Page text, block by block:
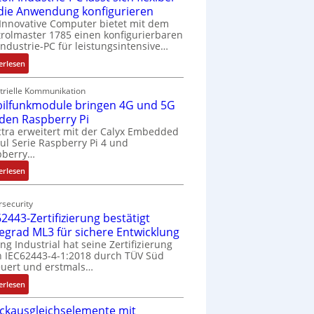
Anwendung konfigurieren
Computer bietet mit dem
1785 einen konfigurierbaren
PC für leistungsintensive…
:
1
9
-
Z
o
l
l
-
I
d
u
s
t
r
i
e
Kommunikation
bringen 4G und 5G
Raspberry Pi
erweitert mit der Calyx Embedded
Serie Raspberry Pi 4 und
:
M
b
i
l
f
u
n
k
Zertifizierung bestätigt
ML3 für sichere Entwicklung
Industrial hat seine Zertifizierung
IEC62443-4-1:2018 durch TÜV Süd
und erstmals…
:
I
E
mit